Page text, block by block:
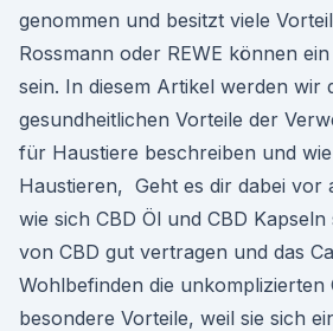
genommen und besitzt viele
Rossmann oder REWE können
sein. In diesem Artikel werden wir
gesundheitlichen Vorteile der
für Haustiere beschreiben und
Haustieren, Geht es dir dabei vor
wie sich CBD Öl und CBD Kapseln
von CBD gut vertragen und das
Wohlbefinden die unkomplizierten
besondere Vorteile, weil sie sich